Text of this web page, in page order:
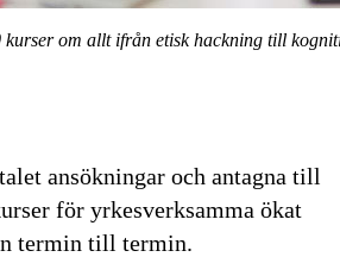
om allt ifrån etisk hackning till
ansökningar och antagna till
för yrkesverksamma ökat
termin till termin.